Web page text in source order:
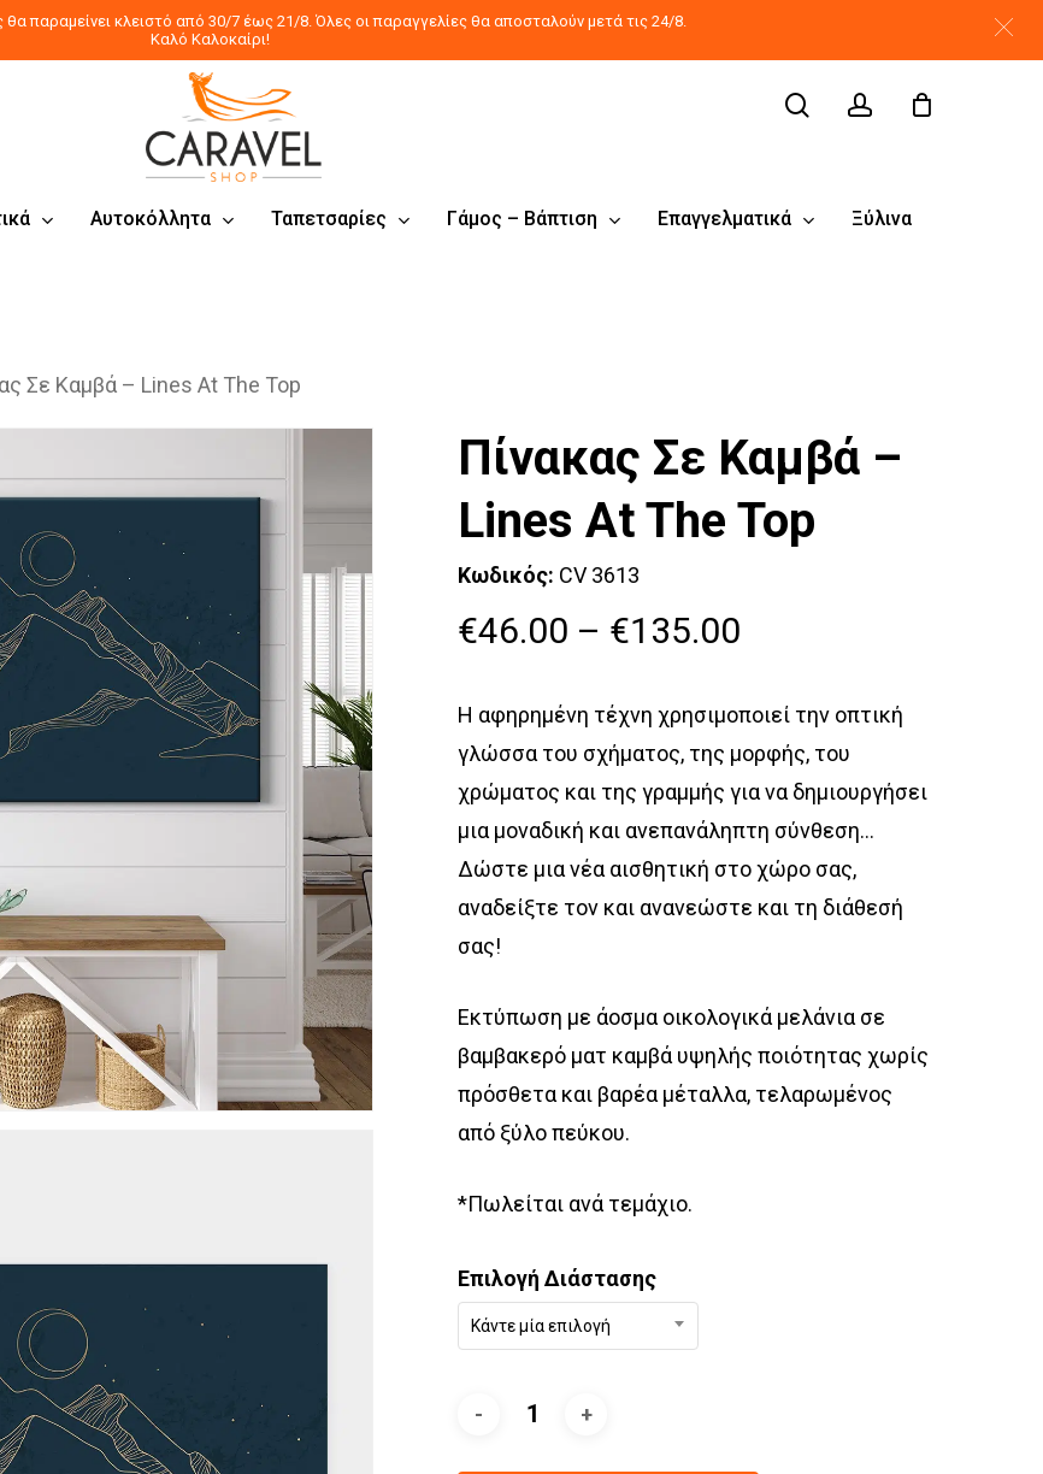
παραμείνει κλειστό από 30/7 έως 21/8. Όλες οι παραγγελίες θα αποσταλούν μετά τις 24/8.
Καλό Καλοκαίρι!
Αυτοκόλλητα Ταπετσαρίες Γάμος – Βάπτιση Επαγγελματικά Ξύλινα
Σε Καμβά – Lines At The Top
Πίνακας Σε Καμβά –
Lines At The Top
Κωδικός: CV 3613
€46.00 – €135.00
€46.00
through
€135.00
Η αφηρημένη τέχνη χρησιμοποιεί την οπτική
γλώσσα του σχήματος, της μορφής, του
χρώματος και της γραμμής για να δημιουργήσει
μια μοναδική και ανεπανάληπτη σύνθεση…
Δώστε μια νέα αισθητική στο χώρο σας,
αναδείξτε τον και ανανεώστε και τη διάθεσή
σας!
Εκτύπωση με άοσμα οικολογικά μελάνια σε
βαμβακερό ματ καμβά υψηλής ποιότητας χωρίς
πρόσθετα και βαρέα μέταλλα, τελαρωμένος
από ξύλο πεύκου.
*Πωλείται ανά τεμάχιο.
Επιλογή Διάστασης
Κάντε μία επιλογή